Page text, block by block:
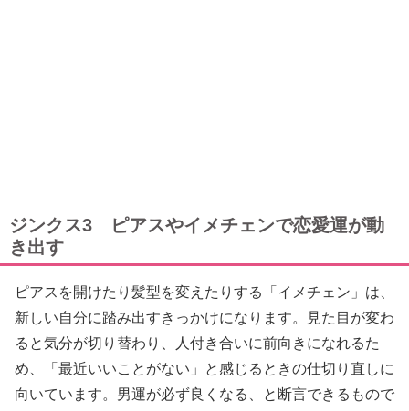
ジンクス3 ピアスやイメチェンで恋愛運が動
き出す
ピアスを開けたり髪型を変えたりする「イメチェン」は、
新しい自分に踏み出すきっかけになります。見た目が変わ
ると気分が切り替わり、人付き合いに前向きになれるた
め、「最近いいことがない」と感じるときの仕切り直しに
向いています。男運が必ず良くなる、と断言できるもので